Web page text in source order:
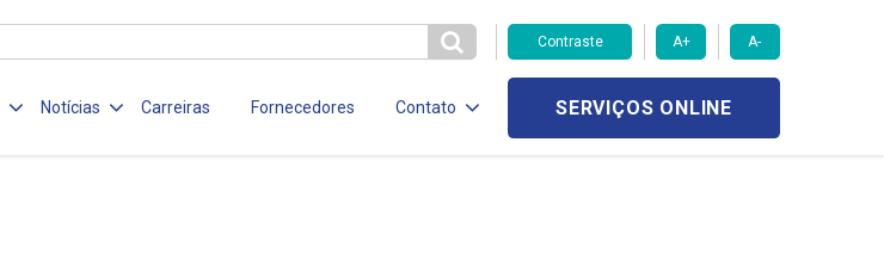
Contraste A+ A-
Notícias Carreiras Fornecedores Contato SERVIÇOS ONLINE